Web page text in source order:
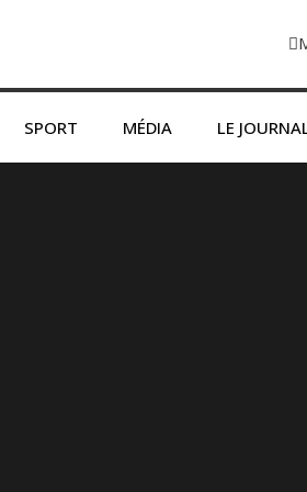
SPORT MÉDIA LE